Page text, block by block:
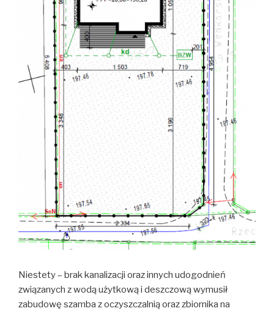
Niestety – brak kanalizacji oraz innych udogodnień
związanych z wodą użytkową i deszczową wymusił
zabudowę szamba z oczyszczalnią oraz zbiornika na